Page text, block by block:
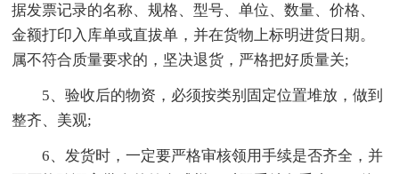
据发票记录的名称、规格、型号、单位、数量、价格、
金额打印入库单或直拔单，并在货物上标明进货日期。
属不符合质量要求的，坚决退货，严格把好质量关;
5、验收后的物资，必须按类别固定位置堆放，做到
整齐、美观;
6、发货时，一定要严格审核领用手续是否齐全，并